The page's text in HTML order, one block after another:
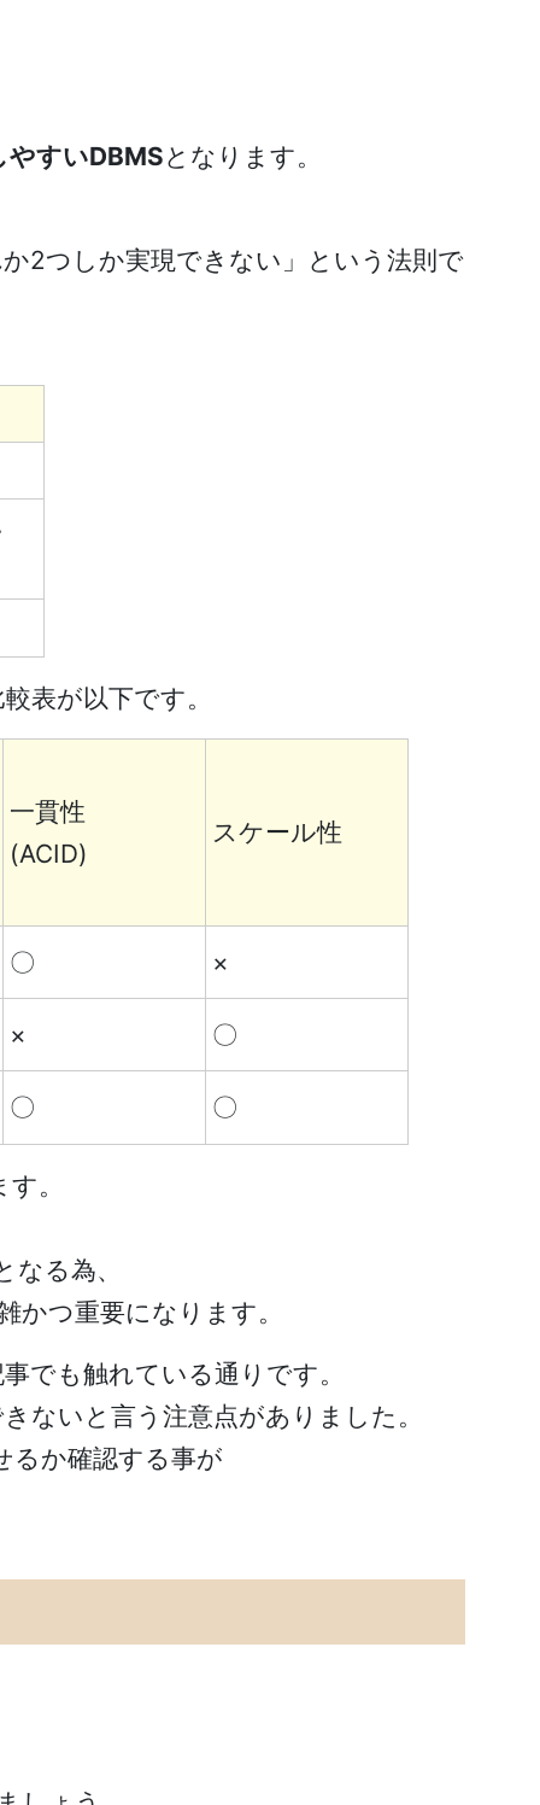
やすいDBMSとなります。
2つしか実現できない」という法則で
表が以下です。
一貫性
(ACID)
スケール性
〇 ×
× 〇
〇 〇
。
る為、
つ重要になります。
でも触れている通りです。
ないと言う注意点がありました。
るか確認する事が